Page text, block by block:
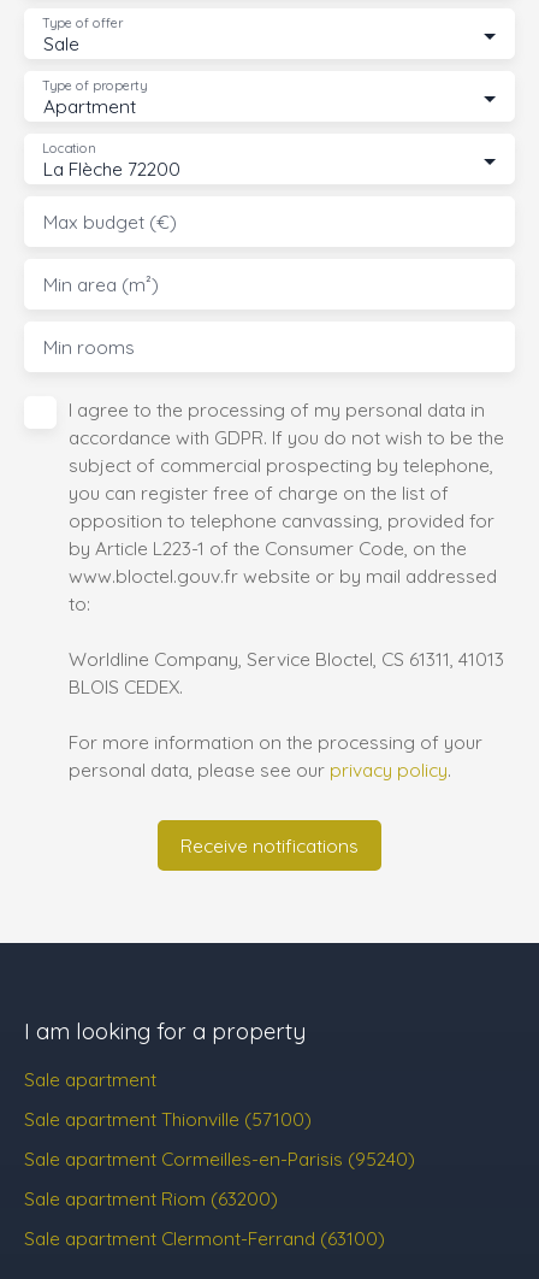
Sale
Type of offer
Apartment
Type of property
La Flèche 72200
Location
Max budget (€)
Min area (m²)
Min rooms
I agree to the processing of my personal data in
accordance with GDPR. If you do not wish to be the
subject of commercial prospecting by telephone,
you can register free of charge on the list of
opposition to telephone canvassing, provided for
by Article L223-1 of the Consumer Code, on the
www.bloctel.gouv.fr website or by mail addressed
to:
Worldline Company, Service Bloctel, CS 61311, 41013
BLOIS CEDEX.
For more information on the processing of your
personal data, please see our privacy policy.
Receive notifications
I am looking for a property
Sale apartment
Sale apartment Thionville (57100)
Sale apartment Cormeilles-en-Parisis (95240)
Sale apartment Riom (63200)
Sale apartment Clermont-Ferrand (63100)